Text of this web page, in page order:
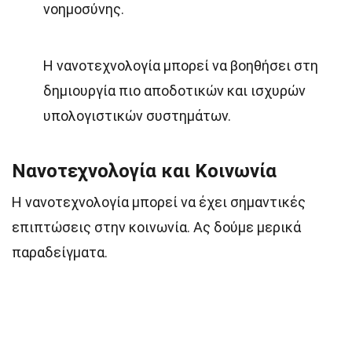
νοημοσύνης.
Η νανοτεχνολογία μπορεί να βοηθήσει στη
δημιουργία πιο αποδοτικών και ισχυρών
υπολογιστικών συστημάτων.
Νανοτεχνολογία και Κοινωνία
Η νανοτεχνολογία μπορεί να έχει σημαντικές
επιπτώσεις στην κοινωνία. Ας δούμε μερικά
παραδείγματα.